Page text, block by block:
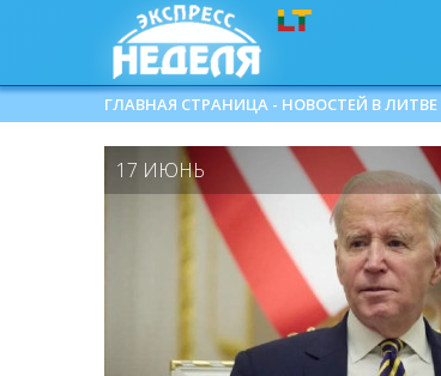
ГЛАВНАЯ СТРАНИЦА - НОВОСТЕЙ В ЛИТВЕ
17 ИЮНЬ